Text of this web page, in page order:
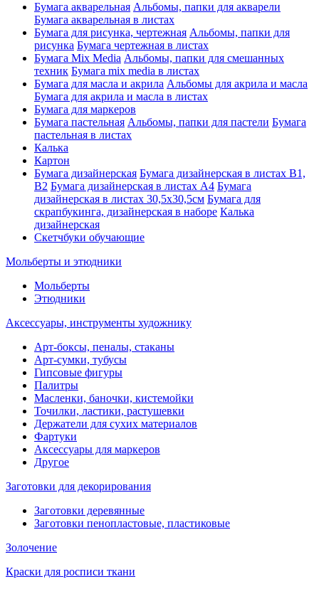
Бумага акварельная Альбомы, папки для акварели
Бумага акварельная в листах
Бумага для рисунка, чертежная Альбомы, папки для
рисунка Бумага чертежная в листах
Бумага Mix Media Альбомы, папки для смешанных
техник Бумага mix media в листах
Бумага для масла и акрила Альбомы для акрила и масла
Бумага для акрила и масла в листах
Бумага для маркеров
Бумага пастельная Альбомы, папки для пастели Бумага
пастельная в листах
Калька
Картон
Бумага дизайнерская Бумага дизайнерская в листах В1,
В2 Бумага дизайнерская в листах А4 Бумага
дизайнерская в листах 30,5х30,5см Бумага для
скрапбукинга, дизайнерская в наборе Калька
дизайнерская
Скетчбуки обучающие
Мольберты и этюдники
Мольберты
Этюдники
Аксессуары, инструменты художнику
Арт-боксы, пеналы, стаканы
Арт-сумки, тубусы
Гипсовые фигуры
Палитры
Масленки, баночки, кистемойки
Точилки, ластики, растушевки
Держатели для сухих материалов
Фартуки
Аксессуары для маркеров
Другое
Заготовки для декорирования
Заготовки деревянные
Заготовки пенопластовые, пластиковые
Золочение
Краски для росписи ткани